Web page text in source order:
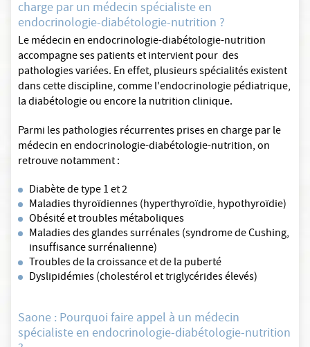
charge par un médecin spécialiste en
endocrinologie-diabétologie-nutrition ?
Le médecin en endocrinologie-diabétologie-nutrition
accompagne ses patients et intervient pour des
pathologies variées. En effet, plusieurs spécialités existent
dans cette discipline, comme l'endocrinologie pédiatrique,
la diabétologie ou encore la nutrition clinique.
Parmi les pathologies récurrentes prises en charge par le
médecin en endocrinologie-diabétologie-nutrition, on
retrouve notamment :
Diabète de type 1 et 2
Maladies thyroïdiennes (hyperthyroïdie, hypothyroïdie)
Obésité et troubles métaboliques
Maladies des glandes surrénales (syndrome de Cushing,
insuffisance surrénalienne)
Troubles de la croissance et de la puberté
Dyslipidémies (cholestérol et triglycérides élevés)
Saone : Pourquoi faire appel à un médecin
spécialiste en endocrinologie-diabétologie-nutrition